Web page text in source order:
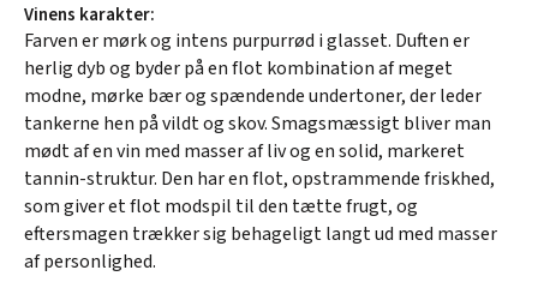
Vinens karakter:
Farven er mørk og intens purpurrød i glasset. Duften er
herlig dyb og byder på en flot kombination af meget
modne, mørke bær og spændende undertoner, der leder
tankerne hen på vildt og skov. Smagsmæssigt bliver man
mødt af en vin med masser af liv og en solid, markeret
tannin-struktur. Den har en flot, opstrammende friskhed,
som giver et flot modspil til den tætte frugt, og
eftersmagen trækker sig behageligt langt ud med masser
af personlighed.